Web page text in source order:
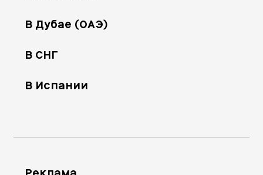
В Дубае (ОАЭ)
В СНГ
В Испании